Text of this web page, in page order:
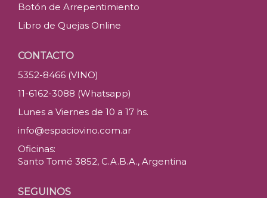
Botón de Arrepentimiento
Libro de Quejas Online
CONTACTO
5352-8466 (VINO)
11-6162-3088 (Whatsapp)
Lunes a Viernes de 10 a 17 hs.
info@espaciovino.com.ar
Oficinas:
Santo Tomé 3852, C.A.B.A., Argentina
SEGUINOS